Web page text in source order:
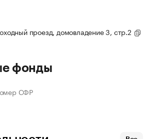
проезд, домовладение 3, стр.2
фонды
СФР